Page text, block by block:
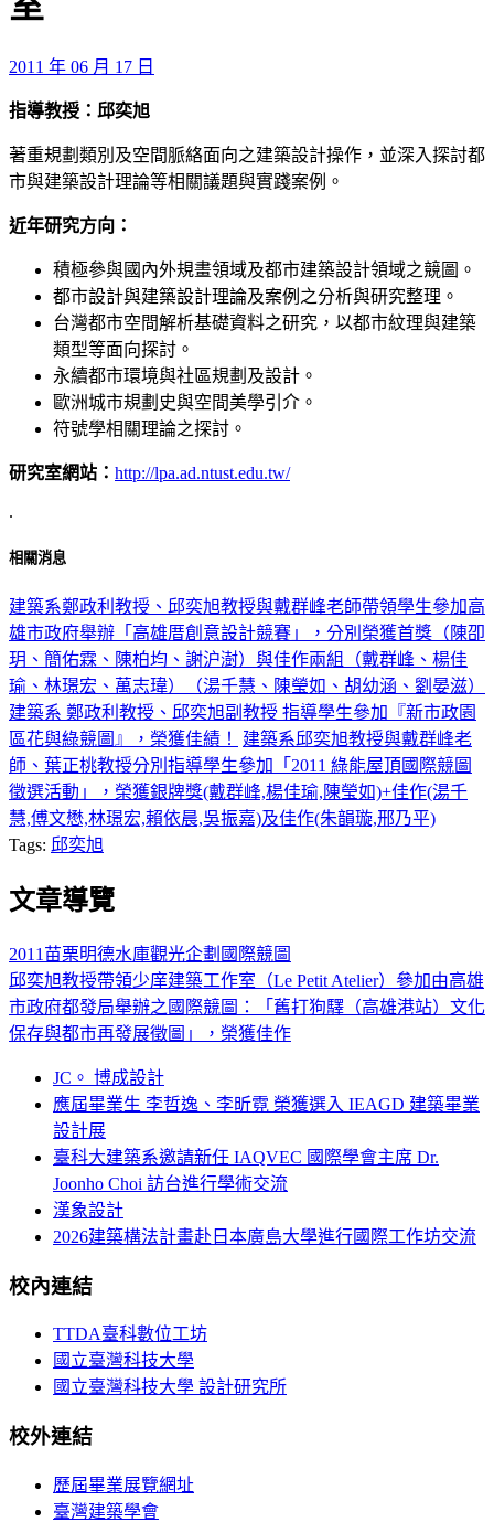
2011 年 06 月 17 日
指導教授：邱奕旭
著重規劃類別及空間脈絡面向之建築設計操作，並深入探討都
市與建築設計理論等相關議題與實踐案例。
近年研究方向：
積極參與國內外規畫領域及都市建築設計領域之競圖。
都市設計與建築設計理論及案例之分析與研究整理。
台灣都市空間解析基礎資料之研究，以都市紋理與建築
類型等面向探討。
永續都市環境與社區規劃及設計。
歐洲城市規劃史與空間美學引介。
符號學相關理論之探討。
研究室網站： http://lpa.ad.ntust.edu.tw/
.
相關消息
建築系鄭政利教授、邱奕旭教授與戴群峰老師帶領學生參加高
雄市政府舉辦「高雄厝創意設計競賽」，分別榮獲首獎（陳卲
玥、簡佑霖、陳柏均、謝沪澍）與佳作兩組（戴群峰、楊佳
瑜、林璟宏、萬志瑋）（湯千慧、陳瑩如、胡幼涵、劉晏滋）
建築系 鄭政利教授、邱奕旭副教授 指導學生參加『新市政園
區花與綠競圖』，榮獲佳績！
建築系邱奕旭教授與戴群峰老
師、葉正桃教授分別指導學生參加「2011 綠能屋頂國際競圖
徵選活動」，榮獲銀牌獎(戴群峰,楊佳瑜,陳瑩如)+佳作(湯千
慧,傅文懋,林璟宏,賴依晨,吳振嘉)及佳作(朱韻璇,邢乃平)
Tags: 邱奕旭
文章導覽
2011苗栗明德水庫觀光企劃國際競圖
邱奕旭教授帶領少庠建築工作室（Le Petit Atelier）參加由高雄
市政府都發局舉辦之國際競圖：「舊打狗驛（高雄港站）文化
保存與都市再發展徵圖」，榮獲佳作
JC。 博成設計
應屆畢業生 李哲逸、李昕霓 榮獲選入 IEAGD 建築畢業
設計展
臺科大建築系邀請新任 IAQVEC 國際學會主席 Dr.
Joonho Choi 訪台進行學術交流
漢象設計
2026建築構法計畫赴日本廣島大學進行國際工作坊交流
校內連結
TTDA臺科數位工坊
國立臺灣科技大學
國立臺灣科技大學 設計研究所
校外連結
歷屆畢業展覽網址
臺灣建築學會